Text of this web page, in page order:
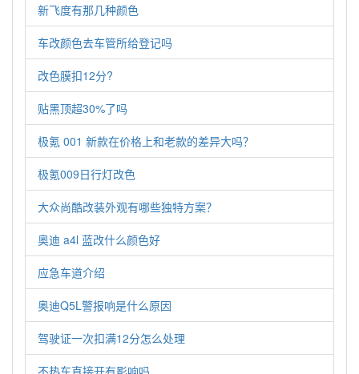
新飞度有那几种颜色
车改颜色去车管所给登记吗
改色膜扣12分?
贴黑顶超30%了吗
极氪 001 新款在价格上和老款的差异大吗？
极氪009日行灯改色
大众尚酷改装外观有哪些独特方案？
奥迪 a4l 蓝改什么颜色好
应急车道介绍
奥迪Q5L警报响是什么原因
驾驶证一次扣满12分怎么处理
不热车直接开有影响吗